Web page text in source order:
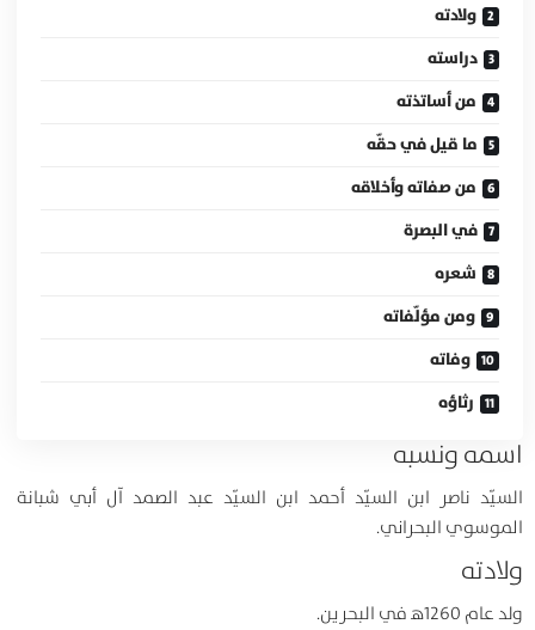
ولادته
دراسته
من أساتذته
ما قيل في حقّه
من صفاته وأخلاقه
في البصرة
شعره
ومن مؤلّفاته
وفاته
رثاؤه
اسمه ونسبه
السيّد ناصر ابن السيّد أحمد ابن السيّد عبد الصمد آل أبي شبانة
الموسوي البحراني.
ولادته
ولد عام 1260ﻫ في البحرين.